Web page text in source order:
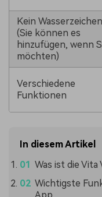
Kein Wasserzeichen
(Sie können es
hinzufügen, wenn
möchten)
Verschiedene
Funktionen
In diesem Artikel
Was ist die
Wichtigste